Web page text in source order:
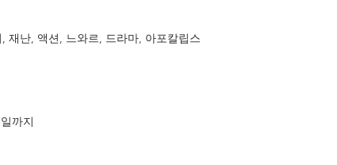
재난, 액션, 느와르, 드라마, 아포칼립스
까지